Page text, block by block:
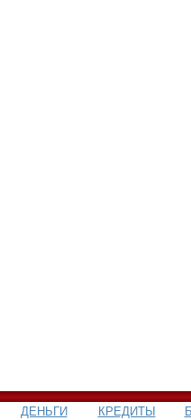
ДЕНЬГИ КРЕДИТЫ